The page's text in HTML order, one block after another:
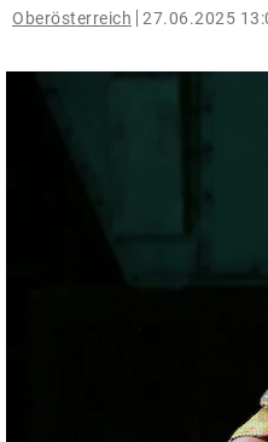
© Krone Multimedia GmbH &
Oberösterreich 27.06.2025